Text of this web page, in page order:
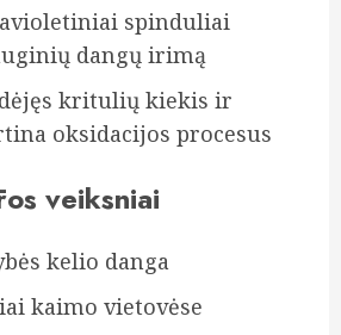
spinduliai
dangų irimą
kritulių kiekis ir
oksidacijos procesus
veiksniai
kelio danga
kaimo vietovėse